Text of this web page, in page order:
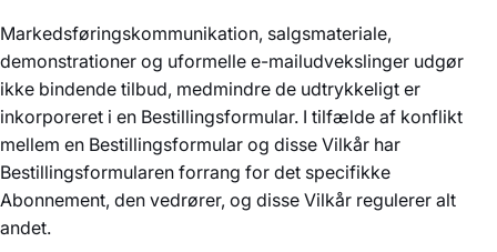
Markedsføringskommunikation, salgsmateriale,
demonstrationer og uformelle e-mailudvekslinger udgør
ikke bindende tilbud, medmindre de udtrykkeligt er
inkorporeret i en Bestillingsformular. I tilfælde af konflikt
mellem en Bestillingsformular og disse Vilkår har
Bestillingsformularen forrang for det specifikke
Abonnement, den vedrører, og disse Vilkår regulerer alt
andet.